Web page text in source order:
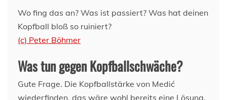
Wo fing das an? Was ist passiert? Was hat deinen
Kopfball bloß so ruiniert?
(c) Peter Böhmer
Was tun gegen Kopfballschwäche?
Gute Frage. Die Kopfballstärke von Medić
wiederfinden, das wäre wohl bereits eine Lösung.